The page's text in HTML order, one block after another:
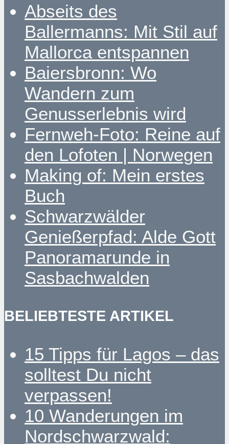
Abseits des
Ballermanns: Mit Stil auf
Mallorca entspannen
Baiersbronn: Wo
Wandern zum
Genusserlebnis wird
Fernweh-Foto: Reine auf
den Lofoten | Norwegen
Making of: Mein erstes
Buch
Schwarzwälder
Genießerpfad: Alde Gott
Panoramarunde in
Sasbachwalden
BELIEBTESTE ARTIKEL
15 Tipps für Lagos – das
solltest Du nicht
verpassen!
10 Wanderungen im
Nordschwarzwald: